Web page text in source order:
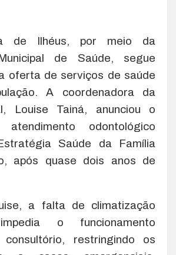
de Ilhéus, por meio da
de Saúde, segue
oferta de serviços de saúde
A coordenadora da
Louise Tainá, anunciou o
odontológico
Saúde da Família
após quase dois anos de
a falta de climatização
o funcionamento
restringindo os